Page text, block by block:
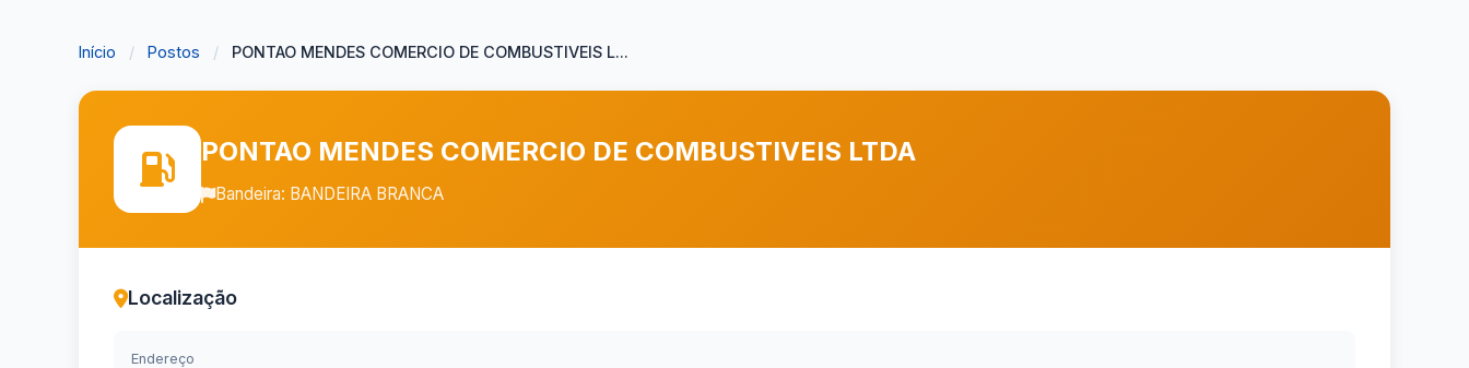
Início / Postos / PONTAO MENDES COMERCIO DE COMBUSTIVEIS L...
PONTAO MENDES COMERCIO DE COMBUSTIVEIS LTDA
Bandeira: BANDEIRA BRANCA
Localização
Endereço